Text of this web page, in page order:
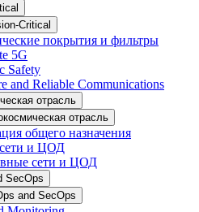
Critical
покрытия и фильтры
5G
Safety
and Reliable Communications
отрасль
отрасль
общего назначения
и ЦОД
сети и ЦОД
SecOps
and SecOps